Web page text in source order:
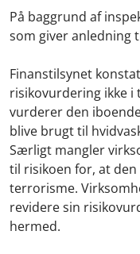
På baggrund af
som giver anledning
Finanstilsynet
risikovurdering ikke
vurderer den
blive brugt til
Særligt mangler
til risikoen for, at
terrorisme.
revidere sin
hermed.